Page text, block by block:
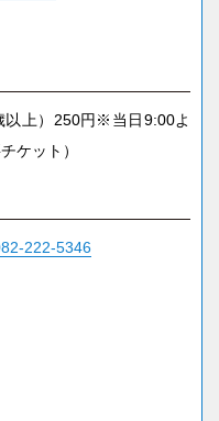
以上）250円※当日9:00よ
ケット）
222-5346